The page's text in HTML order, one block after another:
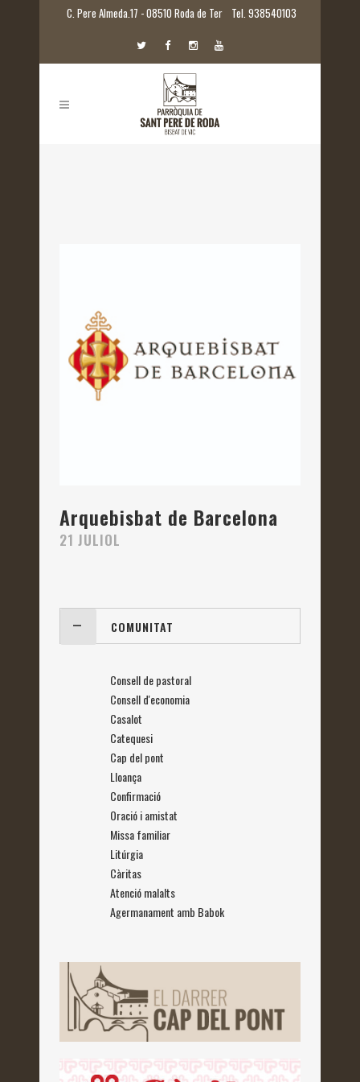
C. Pere Almeda.17 - 08510 Roda de Ter Tel. 938540103
Arquebisbat de Barcelona
21 JULIOL
COMUNITAT
Consell de pastoral
Consell d'economia
Casalot
Catequesi
Cap del pont
Lloança
Confirmació
Oració i amistat
Missa familiar
Litúrgia
Càritas
Atenció malalts
Agermanament amb Babok